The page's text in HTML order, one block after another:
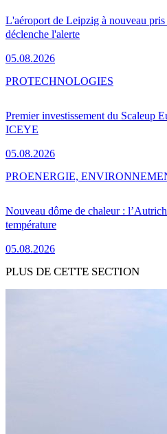
L'aéroport de Leipzig à nouveau
déclenche l'alerte
05.08.2026
Premier investissement du Scaleup
ICEYE
05.08.2026
PROTECHNOLOGIES
Nouveau dôme de chaleur :
température
05.08.2026
PROENERGIE,
PLUS DE CETTE SECTION